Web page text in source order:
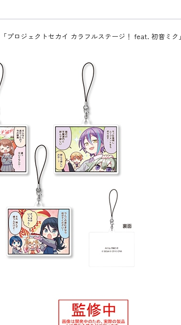
ロジェクトセカイ カラフルステージ！ feat. 初音ミク